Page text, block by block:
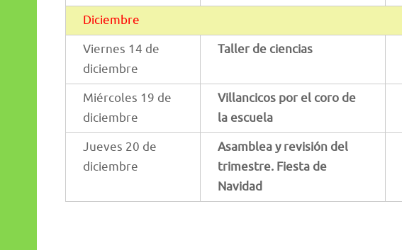
Diciembre
Viernes 14 de
diciembre
Taller de ciencias
Miércoles 19 de
diciembre
Villancicos por el coro de
la escuela
Jueves 20 de
diciembre
Asamblea y revisión del
trimestre. Fiesta de
Navidad